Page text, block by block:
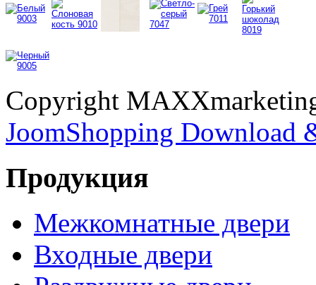
Copyright
JoomShopping Download
Продукция
Межкомнатные двери
Входные двери